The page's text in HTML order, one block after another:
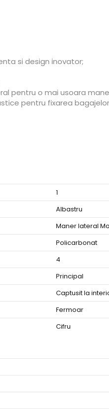
si design inovator;
pentru o mai usoara
pentru fixarea
1
Albastru
Maner lateral
Policarbonat
4
Principal
Captusit la
Fermoar
Cifru